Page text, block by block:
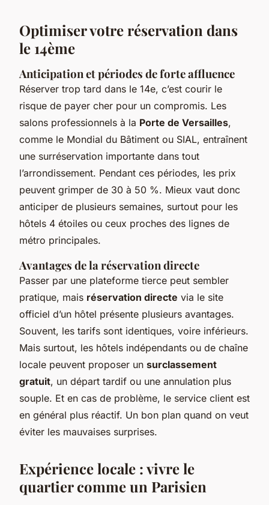
Optimiser votre réservation dans
le 14ème
Anticipation et périodes de forte affluence
Réserver trop tard dans le 14e, c’est courir le
risque de payer cher pour un compromis. Les
salons professionnels à la Porte de Versailles,
comme le Mondial du Bâtiment ou SIAL, entraînent
une surréservation importante dans tout
l’arrondissement. Pendant ces périodes, les prix
peuvent grimper de 30 à 50 %. Mieux vaut donc
anticiper de plusieurs semaines, surtout pour les
hôtels 4 étoiles ou ceux proches des lignes de
métro principales.
Avantages de la réservation directe
Passer par une plateforme tierce peut sembler
pratique, mais réservation directe via le site
officiel d’un hôtel présente plusieurs avantages.
Souvent, les tarifs sont identiques, voire inférieurs.
Mais surtout, les hôtels indépendants ou de chaîne
locale peuvent proposer un surclassement
gratuit, un départ tardif ou une annulation plus
souple. Et en cas de problème, le service client est
en général plus réactif. Un bon plan quand on veut
éviter les mauvaises surprises.
Expérience locale : vivre le
quartier comme un Parisien